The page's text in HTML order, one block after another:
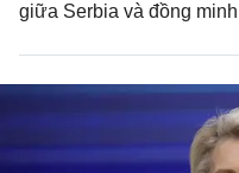
giữa Serbia và đồng